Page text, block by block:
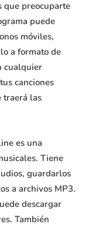
que preocuparte
puede
móviles,
a formato de
cualquier
canciones
traerá las
es una
Tiene
guardarlos
a archivos MP3.
descargar
También